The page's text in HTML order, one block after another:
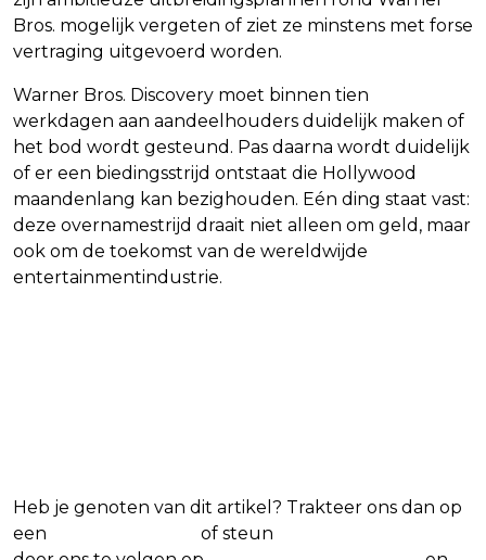
Bros. mogelijk vergeten of ziet ze minstens met forse
vertraging uitgevoerd worden.
Warner Bros. Discovery moet binnen tien
werkdagen aan aandeelhouders duidelijk maken of
het bod wordt gesteund. Pas daarna wordt duidelijk
of er een biedingsstrijd ontstaat die Hollywood
maandenlang kan bezighouden. Eén ding staat vast:
deze overnamestrijd draait niet alleen om geld, maar
ook om de toekomst van de wereldwijde
entertainmentindustrie.
Heb je genoten van dit artikel? Trakteer ons dan op
een
of steun